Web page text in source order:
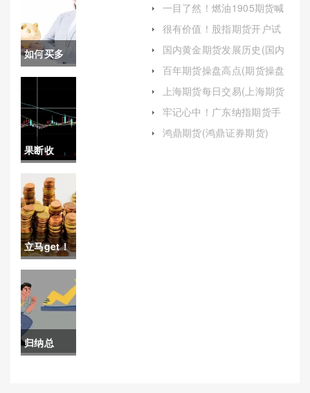
如何买多
原油期货
(如何买多
原油期货
股票)
果断收
藏！恒指
期货直播
室(实时洞
察，精准
决策)
立马get！
中金所调
整手续费
(中金所平
今仓手续
归纳总
一目了然！燃油1905期货喊
单直播(燃油期货2503最新夜
盘直播)
很有价值！股指期货开户试
题(深入解析与备考指南)
国内黄金期货发展历史(国内
黄金期货发展历史数据)
百年期货操盘高点(期货操盘
这些年)
上海期货每日交易(上海期货
每日交易时间)
牢记心中！广东纳指期货手
续费多少（帮助投资者更好
地了解这一重要成本）
鸿鼎期货(鸿鼎证券期货)